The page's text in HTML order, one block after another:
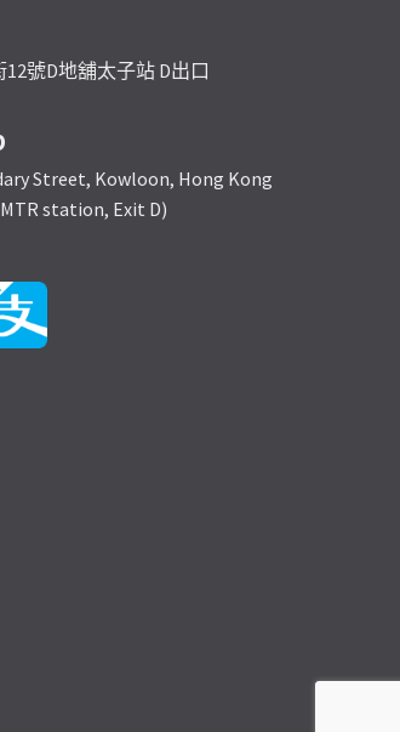
號D地舖太子站 D出口
Street, Kowloon, Hong Kong
station, Exit D)